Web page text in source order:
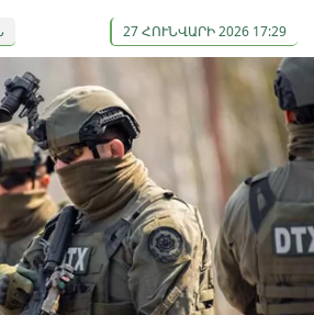
27 ՀՈՒՆՎԱՐԻ 2026 17:29